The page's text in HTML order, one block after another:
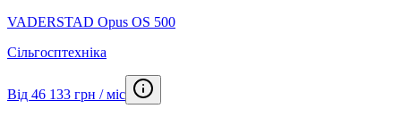
VADERSTAD Opus OS 500
Сільгосптехніка
Від 46 133 грн / міс